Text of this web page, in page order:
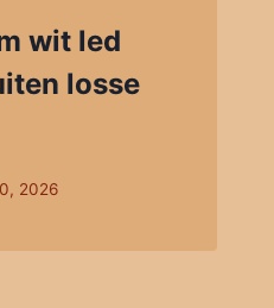
wit led
losse
2026